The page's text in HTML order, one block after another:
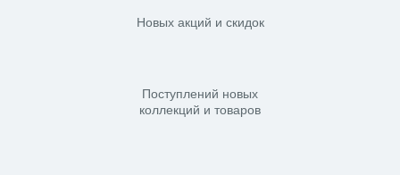
Новых акций и скидок
Поступлений новых
коллекций и товаров